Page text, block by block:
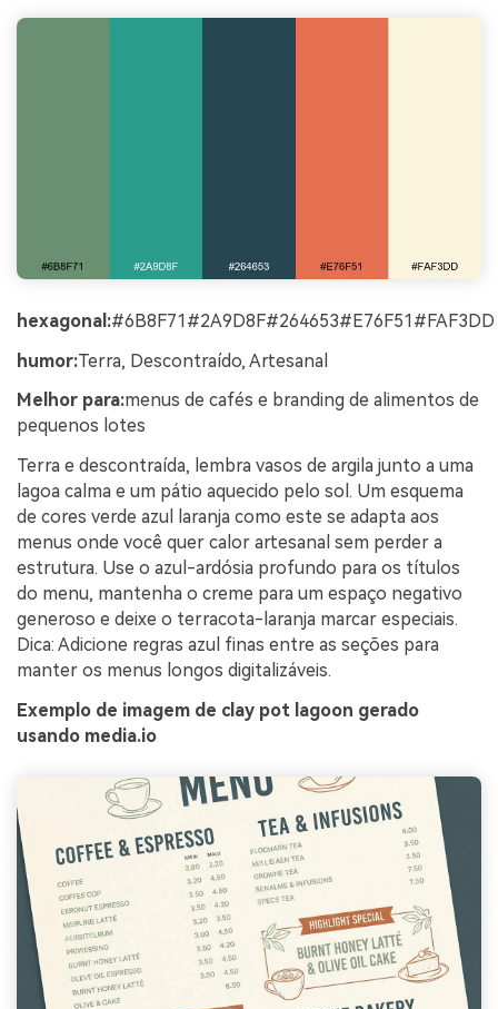
hexagonal:#6B8F71#2A9D8F#264653#E76F51#FAF3DD
humor:Terra, Descontraído, Artesanal
Melhor para:menus de cafés e branding de alimentos de
pequenos lotes
Terra e descontraída, lembra vasos de argila junto a uma
lagoa calma e um pátio aquecido pelo sol. Um esquema
de cores verde azul laranja como este se adapta aos
menus onde você quer calor artesanal sem perder a
estrutura. Use o azul-ardósia profundo para os títulos
do menu, mantenha o creme para um espaço negativo
generoso e deixe o terracota-laranja marcar especiais.
Dica: Adicione regras azul finas entre as seções para
manter os menus longos digitalizáveis.
Exemplo de imagem de clay pot lagoon gerado
usando media.io